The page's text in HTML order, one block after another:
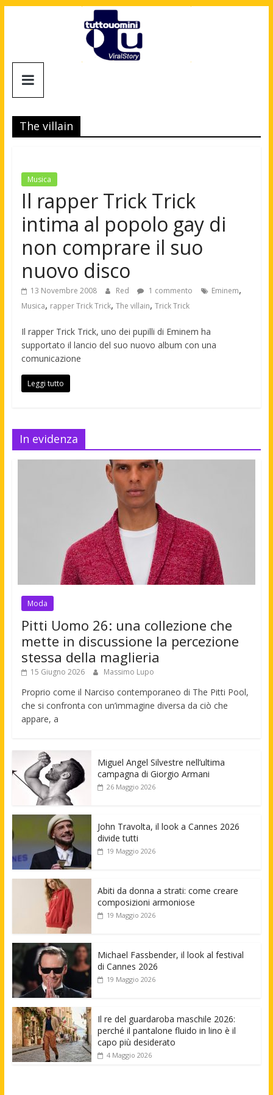
Tuttouomini
Tv,
Cinema,
news
moda
maschile
The villain
Musica
Il rapper Trick Trick
intima al popolo gay di
non comprare il suo
nuovo disco
13 Novembre 2008 Red 1 commento Eminem,
Musica, rapper Trick Trick, The villain, Trick Trick
Il rapper Trick Trick, uno dei pupilli di Eminem ha
supportato il lancio del suo nuovo album con una
comunicazione
Leggi tutto
In evidenza
Moda
Pitti Uomo 26: una collezione che
mette in discussione la percezione
stessa della maglieria
15 Giugno 2026 Massimo Lupo
Proprio come il Narciso contemporaneo di The Pitti Pool,
che si confronta con un’immagine diversa da ciò che
appare, a
Miguel Angel Silvestre nell’ultima
campagna di Giorgio Armani
26 Maggio 2026
John Travolta, il look a Cannes 2026
divide tutti
19 Maggio 2026
Abiti da donna a strati: come creare
composizioni armoniose
19 Maggio 2026
Michael Fassbender, il look al festival
di Cannes 2026
19 Maggio 2026
Il re del guardaroba maschile 2026:
perché il pantalone fluido in lino è il
capo più desiderato
4 Maggio 2026